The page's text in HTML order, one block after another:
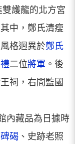
護龍的北方宮
中，鄭氏清瘦
格迥異於鄭氏
二位將軍 。後
祠，右間監國
內藏品為日據時
碣 、史跡老照